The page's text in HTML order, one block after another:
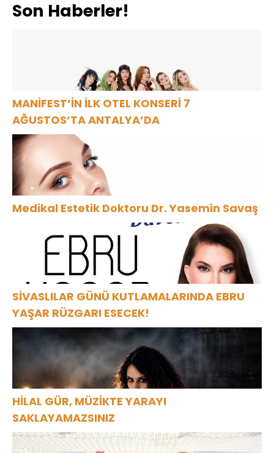
Son Haberler!
MANİFEST’İN İLK OTEL KONSERİ 7
AĞUSTOS’TA ANTALYA’DA
Medikal Estetik Doktoru Dr. Yasemin Savaş
SİVASLILAR GÜNÜ KUTLAMALARINDA EBRU
YAŞAR RÜZGARI ESECEK!
HİLAL GÜR, MÜZİKTE YARAYI
SAKLAYAMAZSINIZ